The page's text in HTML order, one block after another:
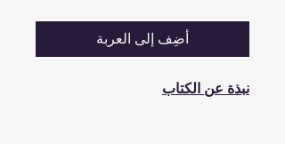
أضِف إلى العربة
نبذة عن الكتاب